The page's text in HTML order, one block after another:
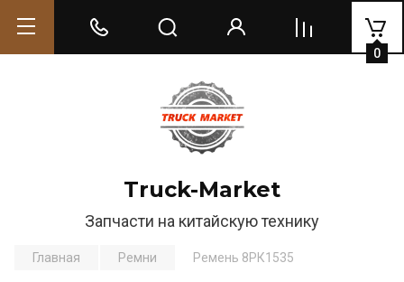
Truck-Market
Запчасти на китайскую технику
0
Главная Ремни Ремень 8РК1535